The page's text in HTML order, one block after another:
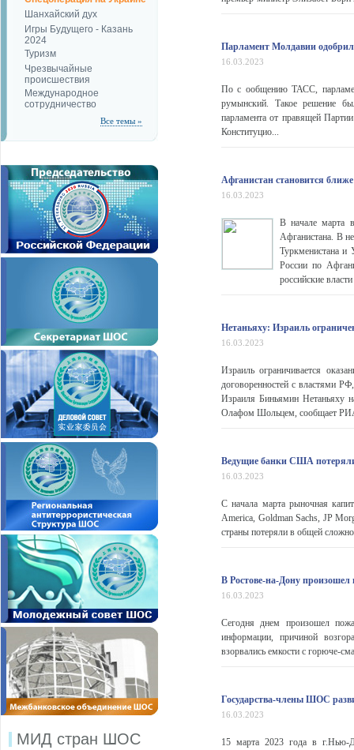
Шанхайский дух
Игры Будущего - Казань
2024
Туризм
Чрезвычайные
происшествия
Международное
сотрудничество
Все темы »
МИД стран ШОС
Парламент Молдавии одобрил
16.03.2023
По с ообщению ТАСС,
румынский. Такое решение
парламента от правящей
Конституцио...
Афганистан становится ближе
16.03.2023
В начале марта в
Афганистана. В
Туркменистана и
России по
российские
Нетаньяху: Израиль
16.03.2023
Израиль ограничивается
договоренностей с властями
Израиля Биньямин Нетаньяху
Олафом Шольцем, сообщает
Ведущие банки США потеряли
16.03.2023
С начала марта рыночная
America, Goldman Sachs, JP
страны потеряли в общей
В Ростове-на-Дону
16.03.2023
Сегодня днем произошел
информации, причиной
взорвались емкости с горюче-
Государства-члены ШОС
16.03.2023
15 марта 2023 года в г.Нью-